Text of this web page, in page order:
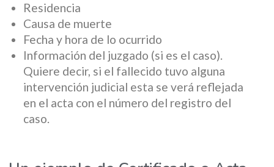
Residencia
Causa de muerte
Fecha y hora de lo ocurrido
Información del juzgado (si es el caso).
Quiere decir, si el fallecido tuvo alguna
intervención judicial esta se verá reflejada
en el acta con el número del registro del
caso.